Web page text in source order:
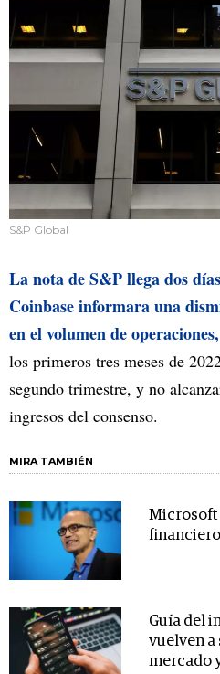
S&P Global
La nota de S&P llega dos
Coinbase informara una
en el volumen de operaciones,
los primeros tres meses de
segundo trimestre, y no
ingresos del consenso.
MIRA TAMBIÉN
Microsoft
Guía del
vuelven a
mercado